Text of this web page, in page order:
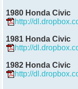
1980 Honda Civic
http://
1981 Honda Civic
http://
1982 Honda Civic
http://